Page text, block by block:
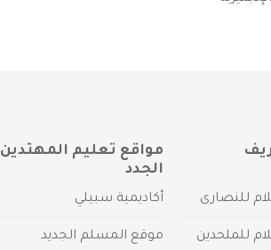
للنصارى
للملحدين
مواقع تعليم المهتدين
الجدد
أكاديمية سبيلي
موقع المسلم الجديد